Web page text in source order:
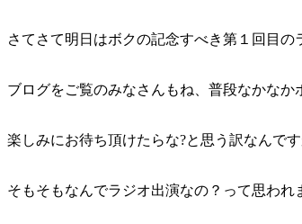
さてさて明日はボクの記念すべき第１回目の
ブログをご覧のみなさんもね、普段なかなか
楽しみにお待ち頂けたらな?と思う訳なんです
そもそもなんでラジオ出演なの？って思われ